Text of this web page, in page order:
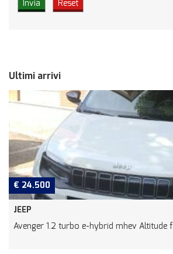
Ultimi arrivi
€ 24.500
JEEP
Avenger 1.2 turbo e-hybrid mhev Altitude